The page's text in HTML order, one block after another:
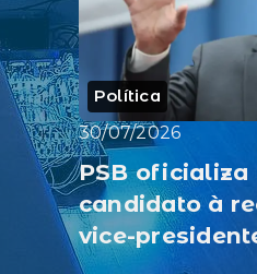
Política
30/07/2026
PSB
candidato à
vice-